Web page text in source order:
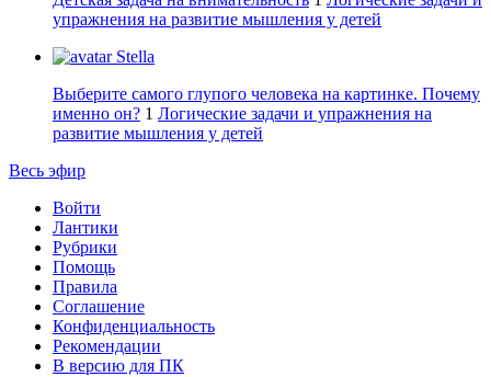
упражнения на развитие мышления у детей
Stella
Выберите самого глупого человека на картинке. Почему
именно он? 1 Логические задачи и упражнения на
развитие мышления у детей
Весь эфир
Войти
Лантики
Рубрики
Помощь
Правила
Соглашение
Конфиденциальность
Рекомендации
В версию для ПК